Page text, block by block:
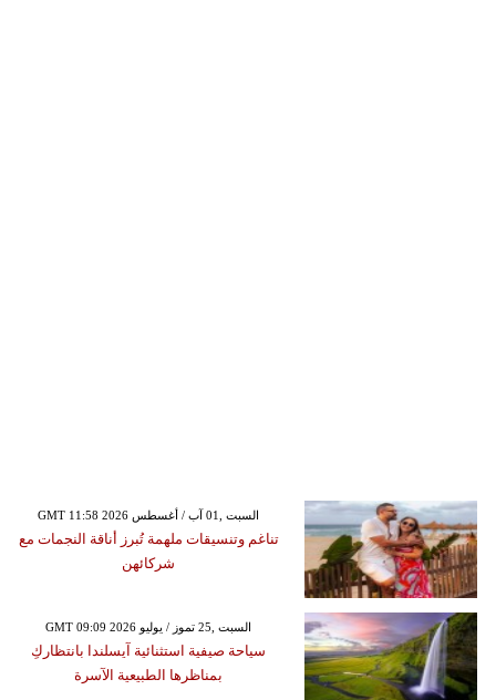
GMT 11:58 2026 السبت ,01 آب / أغسطس
تناغم وتنسيقات ملهمة تُبرز أناقة النجمات مع
شركائهن
GMT 09:09 2026 السبت ,25 تموز / يوليو
سياحة صيفية استثنائية آيسلندا بانتظاركِ
بمناظرها الطبيعية الآسرة